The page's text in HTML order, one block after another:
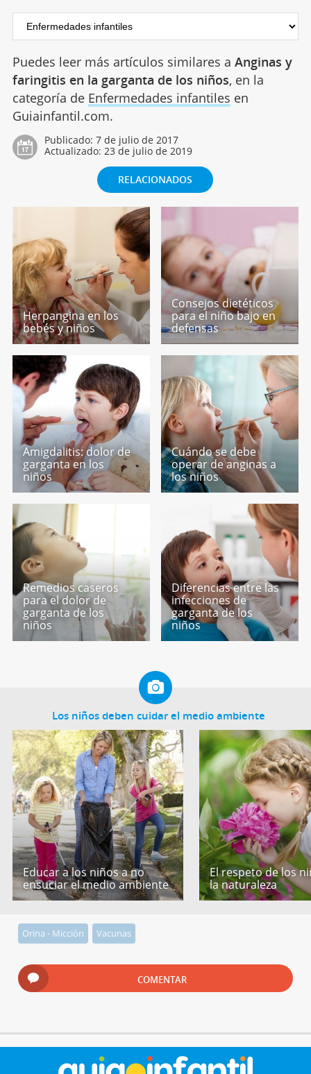
Puedes leer más artículos similares a Anginas y
faringitis en la garganta de los niños, en la
categoría de Enfermedades infantiles en
Guiainfantil.com.
Publicado: 7 de julio de 2017
Actualizado: 23 de julio de 2019
RELACIONADOS
Herpangina en los
bebés y niños
Consejos dietéticos
para el niño bajo en
defensas
Amigdalitis: dolor de
garganta en los
niños
Cuándo se debe
operar de anginas a
los niños
Remedios caseros
para el dolor de
garganta de los
niños
Diferencias entre las
infecciones de
garganta de los
niños
Los niños deben cuidar el medio ambiente
Educar a los niños a no
ensuciar el medio ambiente
El respeto de los
la naturaleza
Orina - Micción Vacunas
COMENTAR